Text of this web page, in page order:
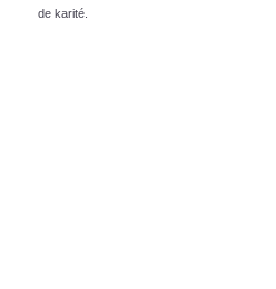
de karité.